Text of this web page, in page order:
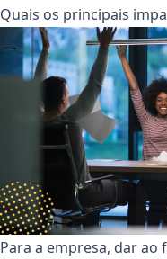
Quais os principais
Para a empresa, dar